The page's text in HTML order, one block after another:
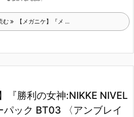
む 【メガニケ】『メ ...
『勝利の女神:NIKKE NIVEL
パック BT03 〈アンブレイ